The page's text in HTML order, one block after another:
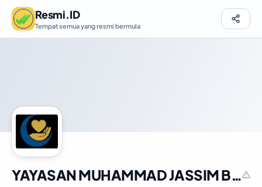
Resmi.ID
Tempat semua yang resmi bermula
YAYASAN MUHAMMAD JASSIM BERKAH INSANI